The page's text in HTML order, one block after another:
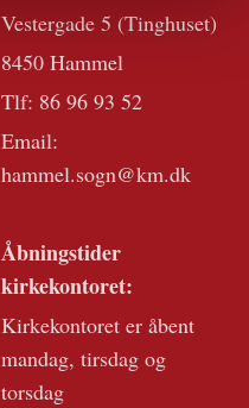
Vestergade 5 (Tinghuset)
8450 Hammel
Tlf: 86 96 93 52
Email:
hammel.sogn@km.dk
Åbningstider
kirkekontoret:
Kirkekontoret er åbent
mandag, tirsdag og
torsdag